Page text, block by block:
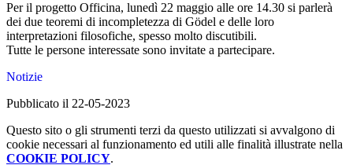
Per il progetto Officina, lunedì 22 maggio alle ore 14.30 si parlerà
dei due teoremi di incompletezza di Gödel e delle loro
interpretazioni filosofiche, spesso molto discutibili.
Tutte le persone interessate sono invitate a partecipare.
Notizie
Pubblicato il 22-05-2023
Questo sito o gli strumenti terzi da questo utilizzati si avvalgono di
cookie necessari al funzionamento ed utili alle finalità illustrate nella
COOKIE POLICY.